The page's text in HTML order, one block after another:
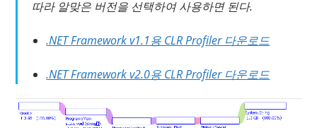
따라 알맞은 버전을 선택하여 사용하면 된다.
.NET Framework v1.1용 CLR Profiler 다운로드
.NET Framework v2.0용 CLR Profiler 다운로드